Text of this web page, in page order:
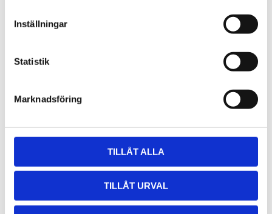
Inställningar
Statistik
Marknadsföring
TILLÅT ALLA
TILLÅT URVAL